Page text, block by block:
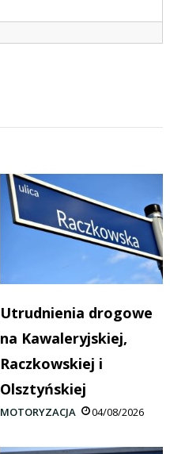
Utrudnienia drogowe
na Kawaleryjskiej,
Raczkowskiej i
Olsztyńskiej
MOTORYZACJA 04/08/2026